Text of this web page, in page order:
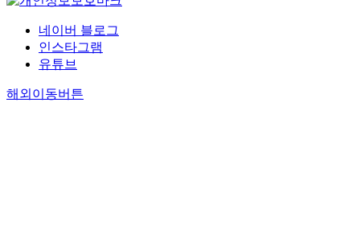
네이버 블로그
인스타그램
유튜브
해외이동버튼